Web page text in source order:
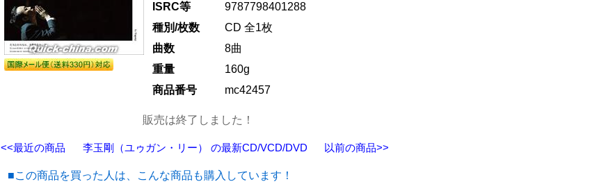
ISRC等
9787798401288
種別/枚数
CD 全1枚
曲数
8曲
重量
160g
商品番号
mc42457
販売は終了しました！
<<最近の商品 以前の商品>>
李玉剛（ユゥガン・リー） の最新CD/VCD/DVD
■この商品を買った人は、こんな商品も購入しています！